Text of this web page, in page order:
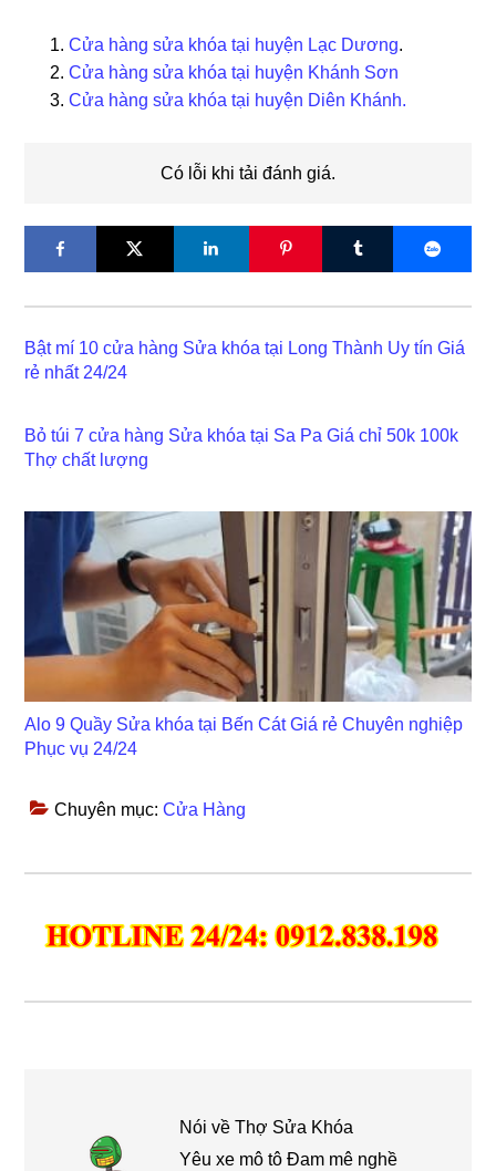
Cửa hàng sửa khóa tại huyện Lạc Dương.
Cửa hàng sửa khóa tại huyện Khánh Sơn
Cửa hàng sửa khóa tại huyện Diên Khánh.
Có lỗi khi tải đánh giá.
Bật mí 10 cửa hàng Sửa khóa tại Long Thành Uy tín Giá
rẻ nhất 24/24
Bỏ túi 7 cửa hàng Sửa khóa tại Sa Pa Giá chỉ 50k 100k
Thợ chất lượng
Alo 9 Quầy Sửa khóa tại Bến Cát Giá rẻ Chuyên nghiệp
Phục vụ 24/24
Chuyên mục:Cửa Hàng
Nói vềThợ Sửa Khóa
Yêu xe mô tô Đam mê nghề